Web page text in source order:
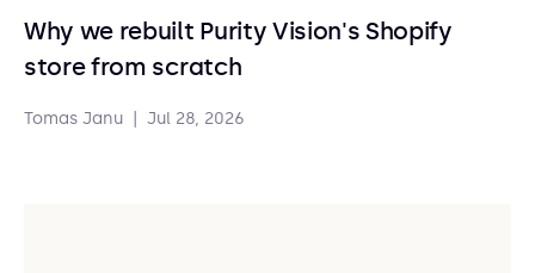
Why we rebuilt Purity Vision's Shopify
store from scratch
Tomas Janu Jul 28, 2026